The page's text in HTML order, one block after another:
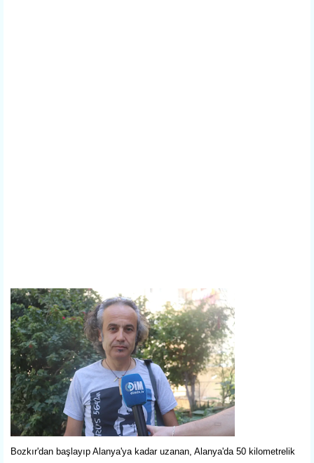
Bozkır'dan başlayıp Alanya'ya kadar uzanan, Alanya'da 50 kilometrelik